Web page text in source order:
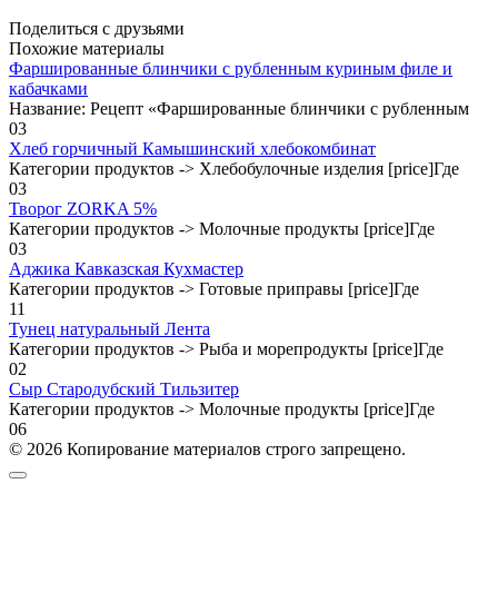
Поделиться с друзьями
Похожие материалы
Фаршированные блинчики с рубленным куриным филе и
кабачками
Название: Рецепт «Фаршированные блинчики с рубленным
03
Хлеб горчичный Камышинский хлебокомбинат
Категории продуктов -> Хлебобулочные изделия [price]Где
03
Творог ZORKA 5%
Категории продуктов -> Молочные продукты [price]Где
03
Аджика Кавказская Кухмастер
Категории продуктов -> Готовые приправы [price]Где
11
Тунец натуральный Лента
Категории продуктов -> Рыба и морепродукты [price]Где
02
Сыр Стародубский Тильзитер
Категории продуктов -> Молочные продукты [price]Где
06
© 2026 Копирование материалов строго запрещено.